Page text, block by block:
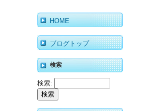
HOME
ブログトップ
検索
検索: